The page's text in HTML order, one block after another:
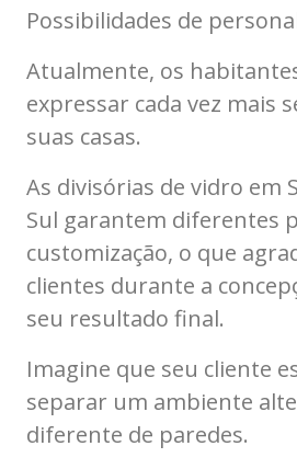
Possibilidades de
Atualmente, os
expressar cada vez mais
suas casas.
As divisórias de vidro em
Sul garantem diferentes
customização, o que
clientes durante a
seu resultado final.
Imagine que seu cliente
separar um ambiente
diferente de paredes.